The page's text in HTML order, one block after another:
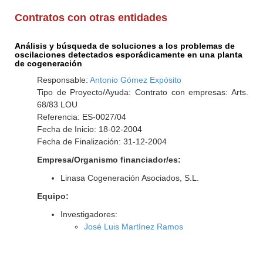
Contratos con otras entidades
Análisis y búsqueda de soluciones a los problemas de
oscilaciones detectados esporádicamente en una planta
de cogeneración
Responsable: Antonio Gómez Expósito
Tipo de Proyecto/Ayuda: Contrato con empresas: Arts.
68/83 LOU
Referencia: ES-0027/04
Fecha de Inicio: 18-02-2004
Fecha de Finalización: 31-12-2004
Empresa/Organismo financiador/es:
Linasa Cogeneración Asociados, S.L.
Equipo:
Investigadores:
José Luis Martínez Ramos